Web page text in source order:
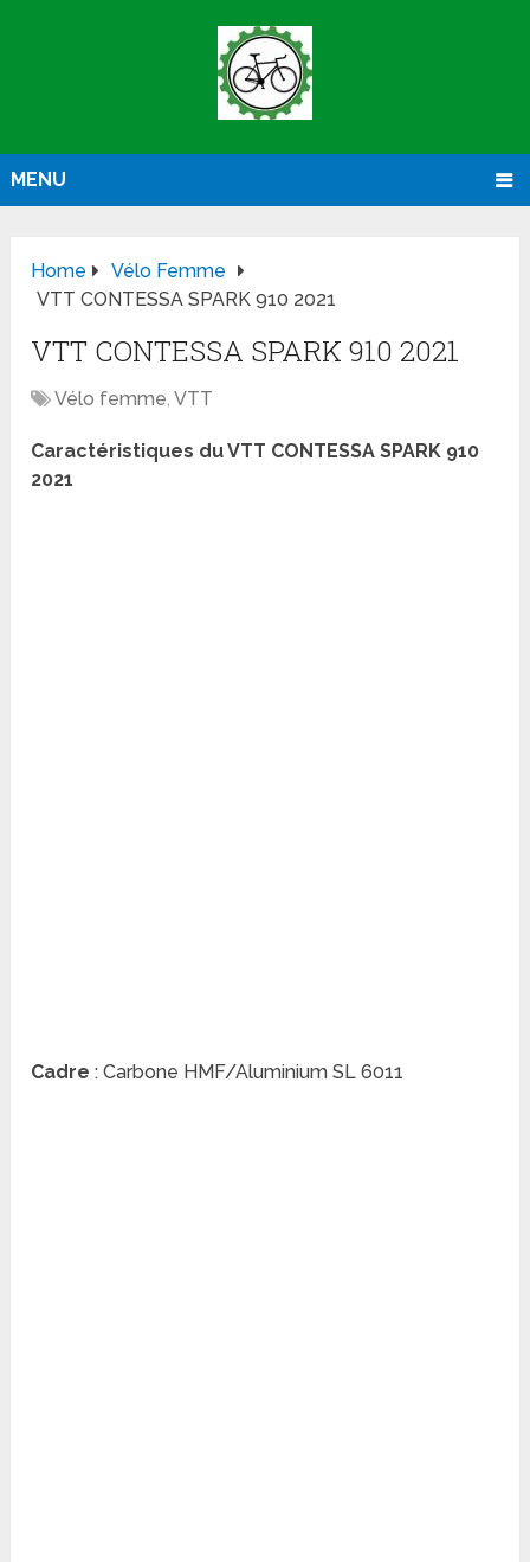
MENU
Home
Vélo Femme
VTT CONTESSA SPARK 910 2021
VTT CONTESSA SPARK 910 2021
Vélo femme,VTT
Caractéristiques du VTT CONTESSA SPARK 910
2021
Cadre : Carbone HMF/Aluminium SL 6011